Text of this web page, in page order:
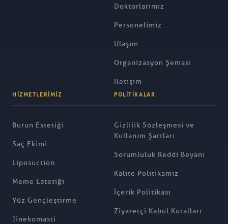
Doktorlarımız
Personelimiz
Ulaşım
Organizasyon Şeması
İletişim
HIZMETLERIMIZ
Burun Estetiği
Saç Ekimi
Liposuction
Meme Estetiği
Yüz Gençleştirme
Jinekomasti
POLITIKALAR
Gizlilik Sözleşmesi ve
Kullanım Şartları
Sorumluluk Reddi Beyanı
Kalite Politikamız
İçerik Politikası
Ziyaretçi Kabul Kuralları